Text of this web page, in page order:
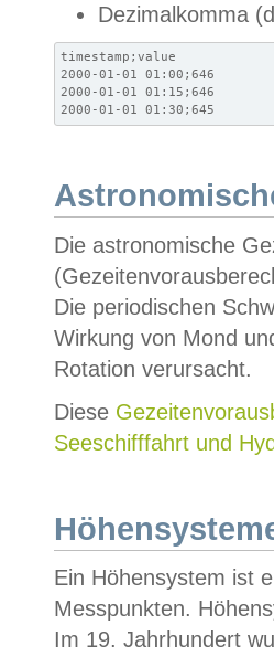
Dezimalkomma
timestamp;value
2000-01-01 01:00;646
2000-01-01 01:15;646
2000-01-01 01:30;645
Die astronomische
Die periodischen
Wirkung von Mond
Rotation verursacht.
Diese
Seeschifffahrt und
Ein Höhensystem ist
Messpunkten.
Im 19. Jahrhundert